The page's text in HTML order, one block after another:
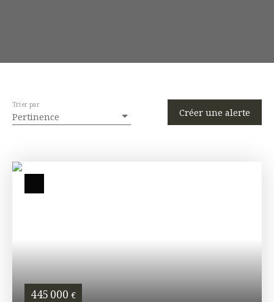
Pertinence
Trier par
Créer une alerte
445 000 €